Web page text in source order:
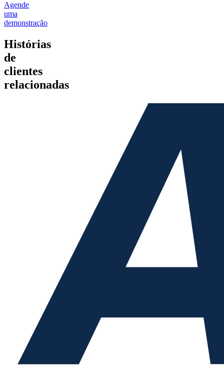
Agende
uma
demonstração
Histórias
de
clientes
relacionadas